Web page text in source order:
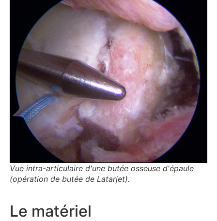
Vue intra-articulaire d'une butée osseuse d'épaule
(opération de butée de Latarjet).
Le matériel